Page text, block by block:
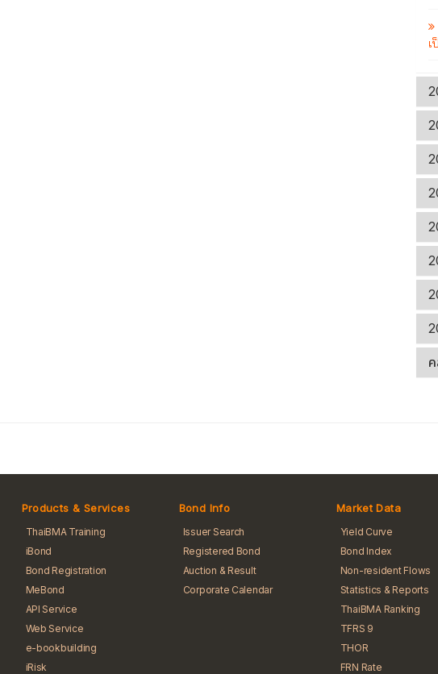
เ
Products & Services
ThaiBMA Training
iBond
Bond Registration
MeBond
API Service
Web Service
e-bookbuilding
iRisk
Bond Info
Issuer Search
Registered Bond
Auction & Result
Corporate Calendar
Market Data
Yield Curve
Bond Index
Non-resident Flows
Statistics & Reports
ThaiBMA Ranking
TFRS 9
THOR
FRN Rate